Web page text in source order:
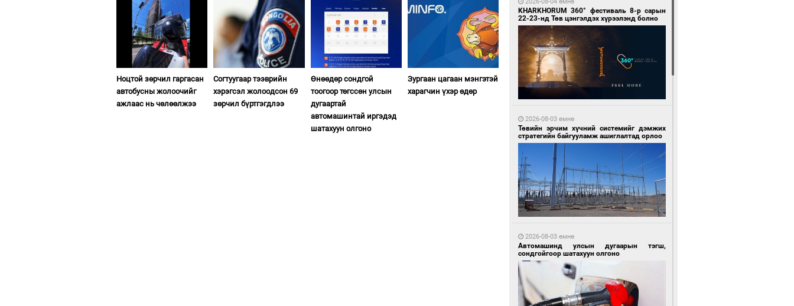
Ноцтой зөрчил гаргасан
автобусны жолоочийг
ажлаас нь чөлөөлжээ
Согтуугаар тээврийн
хэрэгсэл жолоодсон 69
зөрчил бүртгэгдлээ
Өнөөдөр сондгой
тоогоор төгссөн улсын
дугаартай
автомашинтай иргэдэд
шатахуун олгоно
Зургаан цагаан мэнгэтэй
харагчин үхэр өдөр
20 цагийн өмнө өмнө
KHARKHORUM 360° фестиваль 8-р сарын
22-23-нд Төв цэнгэлдэх хүрээлэнд болно
2026-08-03 өмнө
Төвийн эрчим хүчний системийг дэмжих
стратегийн байгууламж ашиглалтад орлоо
2026-08-03 өмнө
Автомашинд улсын дугаарын тэгш,
сондгойгоор шатахуун олгоно